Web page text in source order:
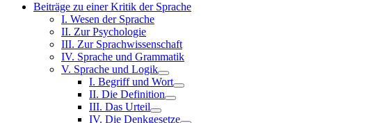
Beiträge zu einer Kritik der Sprache
I. Wesen der Sprache
II. Zur Psychologie
III. Zur Sprachwissenschaft
IV. Sprache und Grammatik
V. Sprache und Logik
I. Begriff und Wort
II. Die Definition
III. Das Urteil
IV. Die Denkgesetze